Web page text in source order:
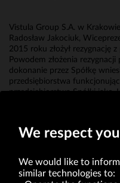
Vistula Group S.A. w
Radosław Jakociuk,
2015 roku złożył rezygnację
Powodem złożenia rezygnacji
dokonanie przez Spółkę
przedsiębiorstwa
przedsiębiorstwa Spółki jako
We respect
We would like to
similar technologies to: